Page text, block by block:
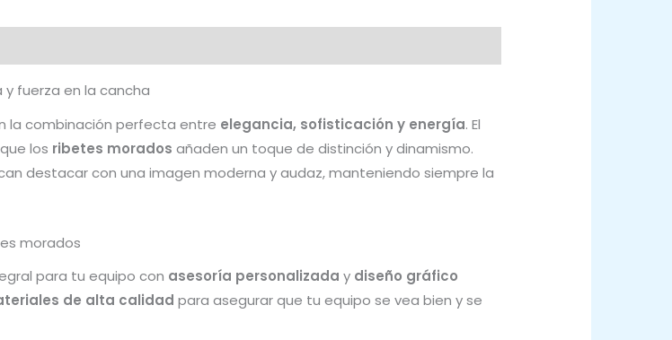
fuerza en la cancha
la combinación perfecta entre elegancia, sofisticación y energía. El
los ribetes morados añaden un toque de distinción y dinamismo.
destacar con una imagen moderna y audaz, manteniendo siempre la
morados
para tu equipo con asesoría personalizada y diseño gráfico
de alta calidad para asegurar que tu equipo se vea bien y se